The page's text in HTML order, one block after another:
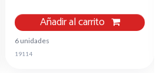
Añadir al carrito
6 unidades
19114